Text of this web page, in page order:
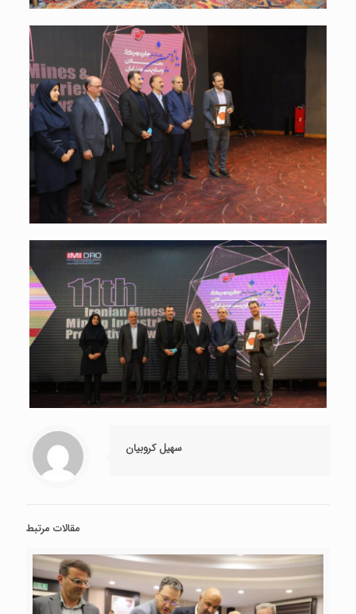
سهیل کروبیان
مقالات مرتبط